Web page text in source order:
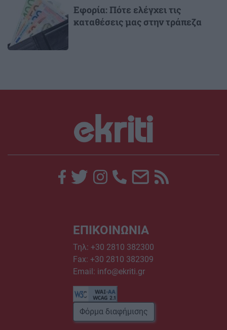
Εφορία: Πότε ελέγχει τις
καταθέσεις μας στην τράπεζα
ΕΠΙΚΟΙΝΩΝΙΑ
Τηλ: +30 2810 382300
Fax: +30 2810 382309
Email: info@ekriti.gr
Φόρμα διαφήμισης